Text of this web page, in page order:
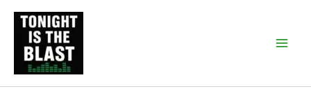
contenido